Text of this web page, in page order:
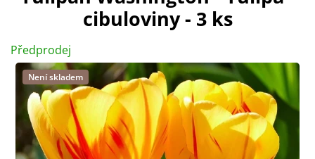
cibuloviny - 3 ks
Předprodej
Není skladem